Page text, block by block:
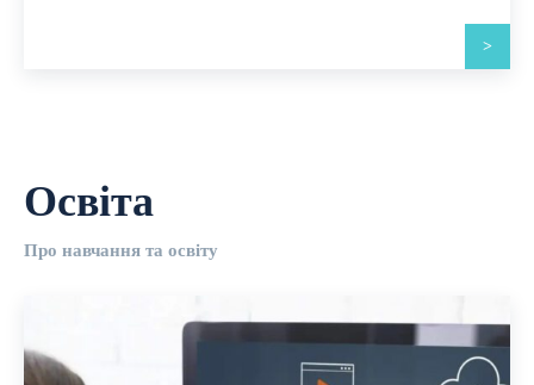
>
Освіта
Про навчання та освіту